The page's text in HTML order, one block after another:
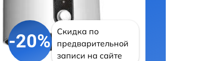
-20%
Скидка по
предварительной
записи на сайте